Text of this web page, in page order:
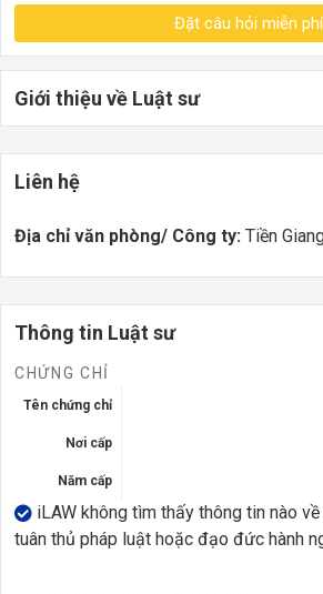
Đặt câu hỏi miễn phí
Giới thiệu về Luật sư
Liên hệ
Địa chỉ văn phòng/ Công ty: Tiền
Thông tin Luật sư
CHỨNG CHỈ
Tên chứng chỉ
Nơi cấp
Năm cấp
iLAW không tìm thấy thông tin nào
tuân thủ pháp luật hoặc đạo đức hành